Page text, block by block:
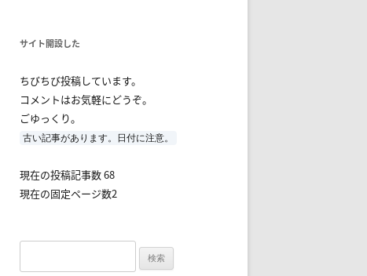
サイト開設した
ちびちび投稿しています。
コメントはお気軽にどうぞ。
ごゆっくり。
古い記事があります。日付に注意。
現在の投稿記事数 68
現在の固定ページ数2
索: